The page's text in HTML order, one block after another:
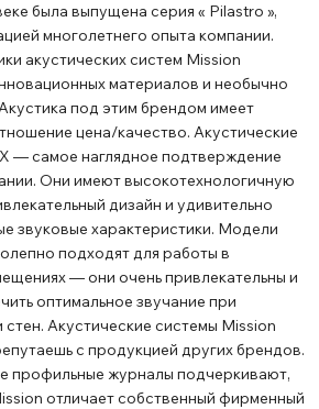
была выпущена серия « Pilastro »,
многолетнего опыта компании.
акустических систем Mission
материалов и необычно
под этим брендом имеет
цена/качество. Акустические
― самое наглядное подтверждение
Они имеют высокотехнологичную
дизайн и удивительно
звуковые характеристики. Модели
подходят для работы в
― они очень привлекательны и
оптимальное звучание при
стен. Акустические системы Mission
с продукцией других брендов.
профильные журналы подчеркивают,
отличает собственный фирменный